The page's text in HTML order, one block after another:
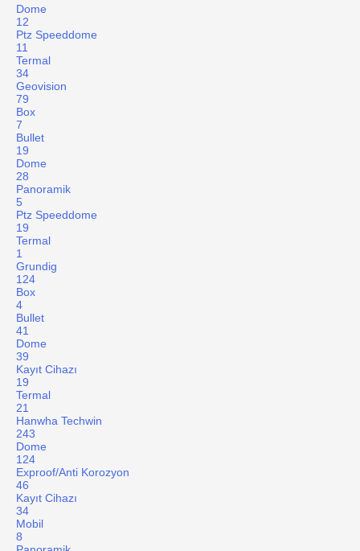
Dome
12
Ptz Speeddome
11
Termal
34
Geovision
79
Box
7
Bullet
19
Dome
28
Panoramik
5
Ptz Speeddome
19
Termal
1
Grundig
124
Box
4
Bullet
41
Dome
39
Kayıt Cihazı
19
Termal
21
Hanwha Techwin
243
Dome
124
Exproof/Anti Korozyon
46
Kayıt Cihazı
34
Mobil
8